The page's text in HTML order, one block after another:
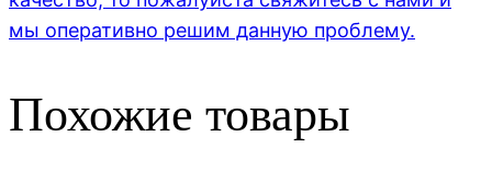
мы оперативно решим данную проблему.
Похожие товары